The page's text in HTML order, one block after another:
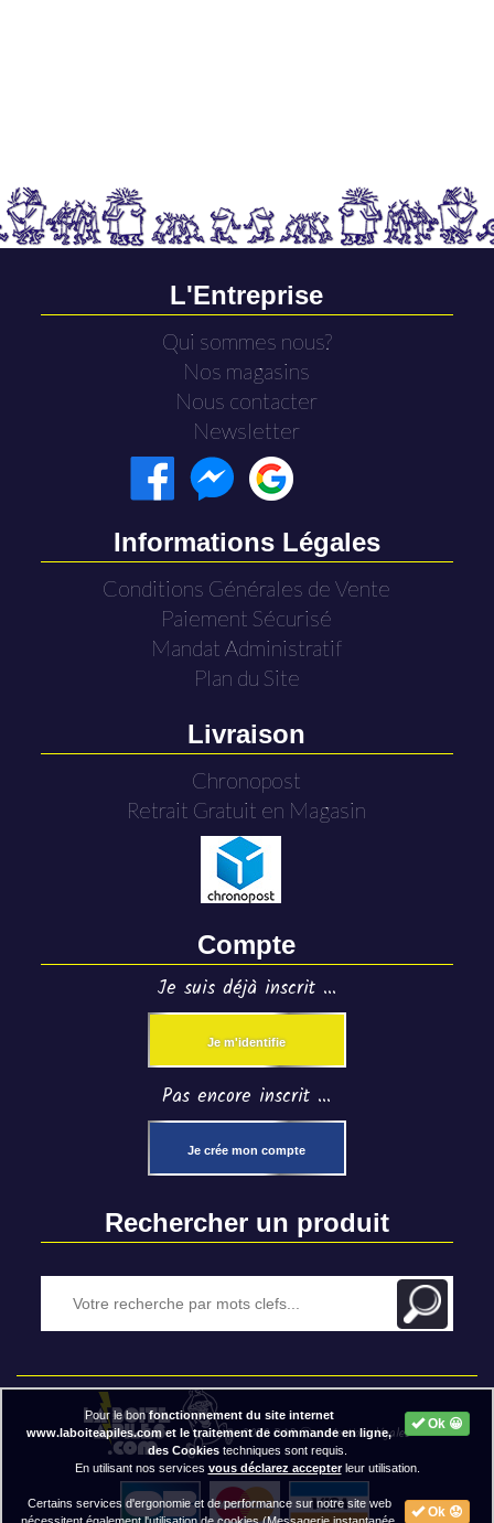
L'Entreprise
Qui sommes nous?
Nos magasins
Nous contacter
Newsletter
Informations Légales
Conditions Générales de Vente
Paiement Sécurisé
Mandat Administratif
Plan du Site
Livraison
Chronopost
Retrait Gratuit en Magasin
Compte
Je suis déjà inscrit ...
Je m'identifie
Pas encore inscrit ...
Je crée mon compte
Rechercher un produit
2020 BAP ⓒ - Mentions légales
Ok 😀
Pour le bonfonctionnement du site internet
www.laboiteapiles.com et le traitement de commande en ligne,
des Cookiestechniques sont requis.
En utilisant nos services vous déclarez accepterleur utilisation.
Ok 😟
Certains services d'ergonomie et de performance sur notre site web